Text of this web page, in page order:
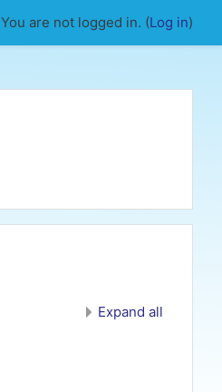
You are not logged in. (Log in)
Expand all